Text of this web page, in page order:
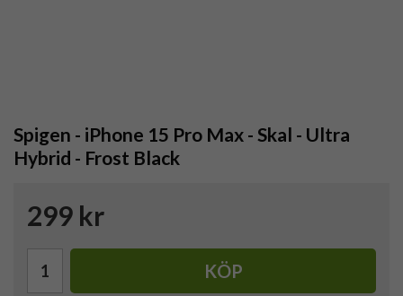
Spigen - iPhone 15 Pro Max - Skal - Ultra
Hybrid - Frost Black
299 kr
KÖP